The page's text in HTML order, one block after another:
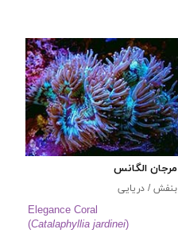
مرجان الگانس
بنفش / دریایی
Elegance Coral
(Catalaphyllia jardinei)